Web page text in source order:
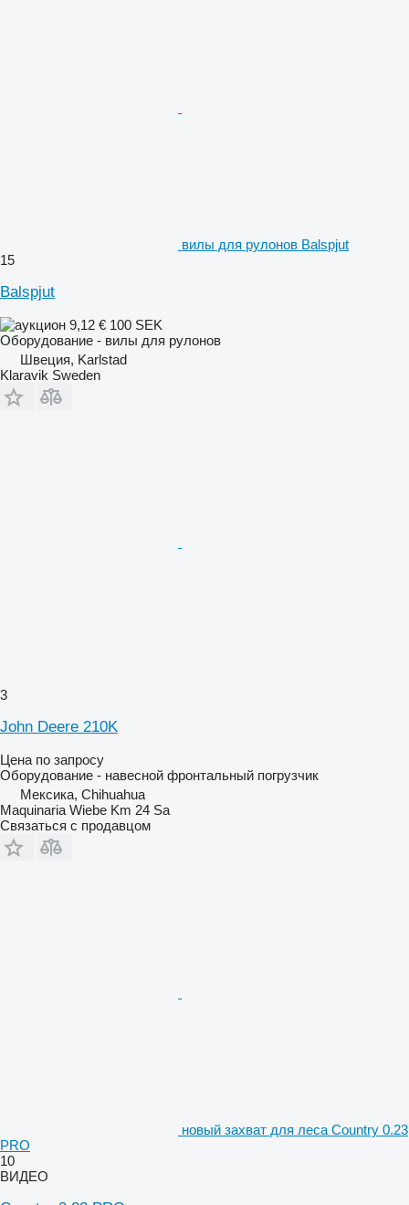
вилы для рулонов Balspjut
15
Balspjut
9,12 € 100 SEK
Оборудование - вилы для рулонов
Швеция, Karlstad
Klaravik Sweden
3
John Deere 210K
Цена по запросу
Оборудование - навесной фронтальный погрузчик
Мексика, Chihuahua
Maquinaria Wiebe Km 24 Sa
Связаться с продавцом
новый захват для леса Country 0.23
PRO
10
ВИДЕО